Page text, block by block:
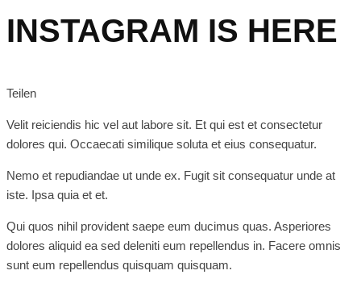
INSTAGRAM IS HERE
Teilen
Velit reiciendis hic vel aut labore sit. Et qui est et consectetur
dolores qui. Occaecati similique soluta et eius consequatur.
Nemo et repudiandae ut unde ex. Fugit sit consequatur unde at
iste. Ipsa quia et et.
Qui quos nihil provident saepe eum ducimus quas. Asperiores
dolores aliquid ea sed deleniti eum repellendus in. Facere omnis
sunt eum repellendus quisquam quisquam.